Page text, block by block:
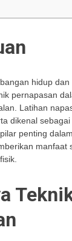
hidup
pernapasan
Latihan
dikenal sebagai
penting
manfaat